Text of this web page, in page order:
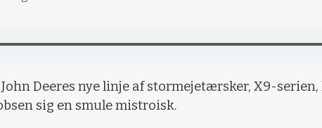
Deeres nye linje af stormejetærsker, X9-
sig en smule mistroisk.